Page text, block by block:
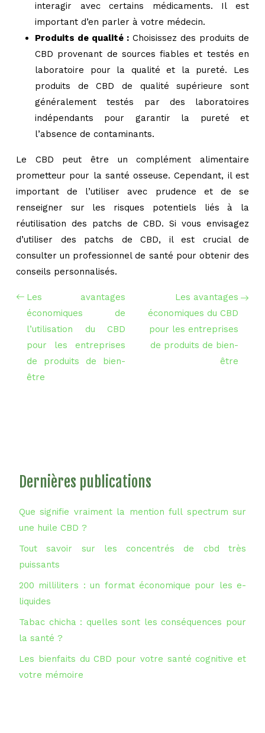
interagir avec certains médicaments. Il est
important d’en parler à votre médecin.
Produits de qualité : Choisissez des produits de
CBD provenant de sources fiables et testés en
laboratoire pour la qualité et la pureté. Les
produits de CBD de qualité supérieure sont
généralement testés par des laboratoires
indépendants pour garantir la pureté et
l’absence de contaminants.
Le CBD peut être un complément alimentaire
prometteur pour la santé osseuse. Cependant, il est
important de l’utiliser avec prudence et de se
renseigner sur les risques potentiels liés à la
réutilisation des patchs de CBD. Si vous envisagez
d’utiliser des patchs de CBD, il est crucial de
consulter un professionnel de santé pour obtenir des
conseils personnalisés.
Les avantages
économiques de
l’utilisation du CBD
pour les entreprises
de produits de bien-
être
Les avantages
économiques du CBD
pour les entreprises
de produits de bien-
être
Dernières publications
Que signifie vraiment la mention full spectrum sur
une huile CBD ?
Tout savoir sur les concentrés de cbd très
puissants
200 milliliters : un format économique pour les e-
liquides
Tabac chicha : quelles sont les conséquences pour
la santé ?
Les bienfaits du CBD pour votre santé cognitive et
votre mémoire